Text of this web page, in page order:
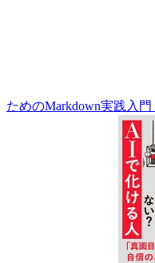
ためのMarkdown実践入